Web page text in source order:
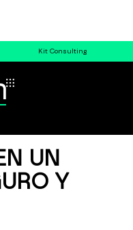
Kit Consulting
UN
Y